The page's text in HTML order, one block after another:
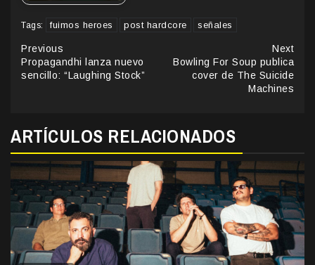
Tags: fuimos heroes post hardcore señales
Continue
Reading
Previous
Propagandhi lanza nuevo
sencillo: “Laughing Stock”
Next
Bowling For Soup publica
cover de The Suicide
Machines
ARTÍCULOS RELACIONADOS